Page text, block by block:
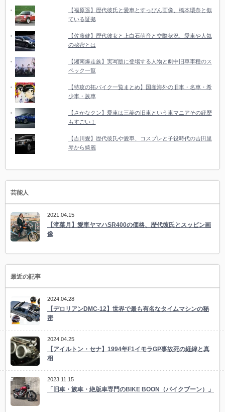
【福原遥】歴代彼氏と愛車とすっぴん画像、橋本環奈と似
ている証拠
【佐藤健】歴代彼女と上白石萌音と交際状況、愛車や人気
の秘密とは
【湘南爆走族】実写版に登場する人物と劇中旧車車種のス
ペック一覧
【特攻の拓バイク一覧まとめ】国産海外の旧車・名車・希
少車・族車
【さかなクン】愛車は三菱の旧車という車マニアその経歴
もすごい！
【吉川愛】歴代彼氏や愛車、コスプレと子役時代の吉田里
琴から綺麗
芸能人
2021.04.15
【滝菜月】愛車ヤマハSR400の価格、歴代彼氏とスッピン画
像
最近の記事
2024.04.28
【デロリアンDMC-12】世界で最も有名なタイムマシンの秘
密
2024.04.25
【アイルトン・セナ】1994年F1イモラGP事故死の経緯と真
相
2023.11.15
「旧車・族車・絶版車専門のBIKE BOON（バイクブーン）」